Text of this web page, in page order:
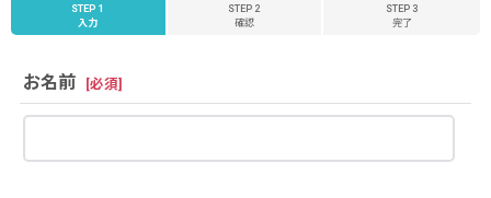
STEP 1
入力
STEP 2
確認
STEP 3
完了
お名前 [必須]